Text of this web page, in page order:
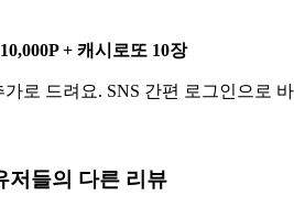
+ 캐시로또 10장
가로 드려요. SNS 간편 로그인으로
저들의 다른 리뷰